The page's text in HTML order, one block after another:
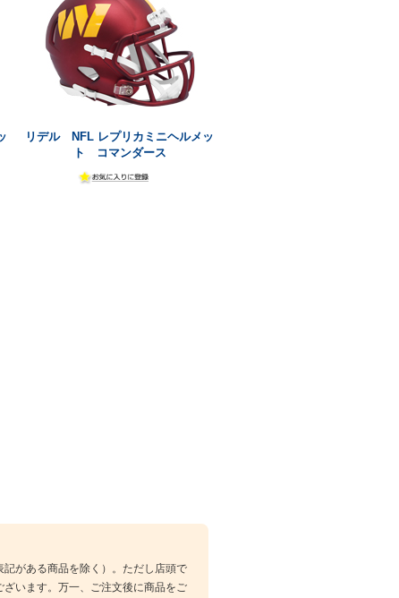
リデル NFL レプリカミニヘルメッ
ト コマンダース
がある商品を除く）。ただし店頭で
います。万一、ご注文後に商品をご